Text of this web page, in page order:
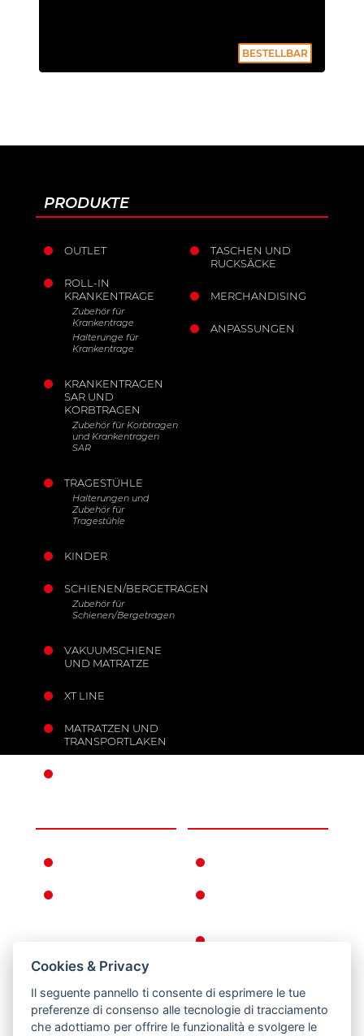
BESTELLBAR
PRODUKTE
OUTLET
ROLL-IN
KRANKENTRAGE
Zubehör für
Krankentrage
Halterunge für
Krankentrage
KRANKENTRAGEN
SAR UND
KORBTRAGEN
Zubehör für Korbtragen
und Krankentragen
SAR
TRAGESTÜHLE
Halterungen und
Zubehör für
Tragestühle
KINDER
SCHIENEN/BERGETRAGEN
Zubehör für
Schienen/Bergetragen
VAKUUMSCHIENE
UND MATRATZE
XT LINE
MATRATZEN UND
TRANSPORTLAKEN
TASCHEN UND
RUCKSÄCKE
MERCHANDISING
ANPASSUNGEN
UND COOKIE-
RICHTLINIEN
RECHTLICHE
Cookies & Privacy
Il seguente pannello ti consente di esprimere le tue
preferenze di consenso alle tecnologie di tracciamento
che adottiamo per offrire le funzionalità e svolgere le